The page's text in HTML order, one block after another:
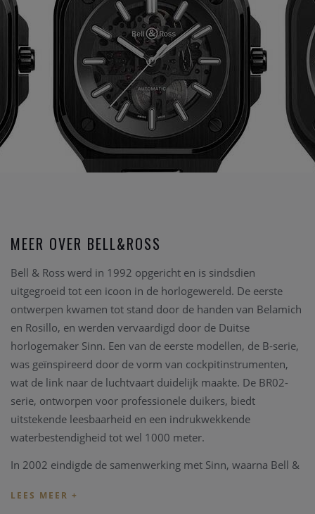
MEER OVER BELL&ROSS
Bell & Ross werd in 1992 opgericht en is sindsdien
uitgegroeid tot een icoon in de horlogewereld. De eerste
ontwerpen kwamen tot stand door de handen van Belamich
en Rosillo, en werden vervaardigd door de Duitse
horlogemaker Sinn. Een van de eerste modellen, de B-serie,
was geïnspireerd door de vorm van cockpitinstrumenten,
wat de link naar de luchtvaart duidelijk maakte. De BR02-
serie, ontworpen voor professionele duikers, biedt
uitstekende leesbaarheid en een indrukwekkende
waterbestendigheid tot wel 1000 meter.
In 2002 eindigde de samenwerking met Sinn, waarna Bell &
de-Fonds, Zwitserland. Het merk staat bekend om zijn